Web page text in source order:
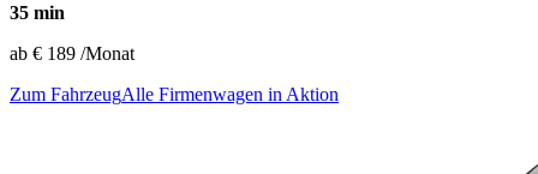
35 min
ab € 189 /Monat
Zum FahrzeugAlle Firmenwagen in Aktion